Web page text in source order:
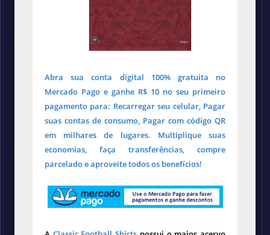
Abra sua conta digital 100% gratuita no
Mercado Pago e ganhe R$ 10 no seu primeiro
pagamento para: Recarregar seu celular, Pagar
suas contas de consumo, Pagar com código QR
em milhares de lugares. Multiplique suas
economias, faça transferências, compre
parcelado e aproveite todos os benefícios!